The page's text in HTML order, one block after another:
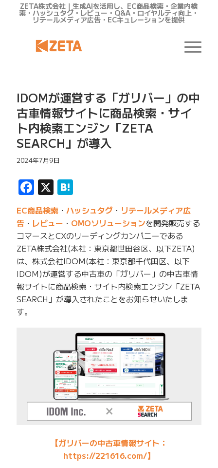
ZETA株式会社｜生成AIを活用し、EC商品検索・企業内検
索・ハッシュタグ・レビュー・Q&A・ロイヤルティ向上・
リテールメディア広告・ECキュレーションを提供
IDOMが運営する「ガリバー」の中
古車情報サイトに商品検索・サイ
ト内検索エンジン「ZETA
SEARCH」が導入
2024年7月9日
Facebook
X Hatena
EC商品検索・ ハッシュタグ・ リテールメディア広
告・ レビュー ・ OMOソリューションを開発販売する
コマースとCXのリーディングカンパニーである
ZETA株式会社(本社：東京都世田谷区、以下ZETA)
は、株式会社IDOM(本社：東京都千代田区、以下
IDOM)が運営する中古車の「ガリバー」の中古車情
報サイトに商品検索・サイト内検索エンジン「ZETA
SEARCH」が導入されたことをお知らせいたしま
す。
【ガリバーの中古車情報サイト：
https://221616.com/】